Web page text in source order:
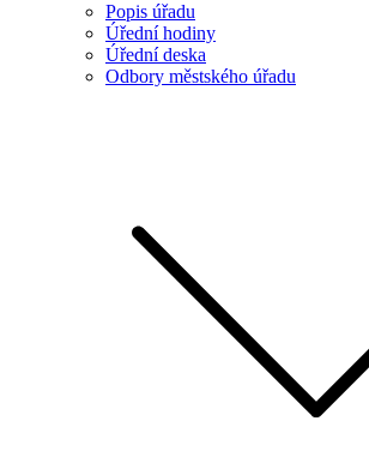
Popis úřadu
Úřední hodiny
Úřední deska
Odbory městského úřadu